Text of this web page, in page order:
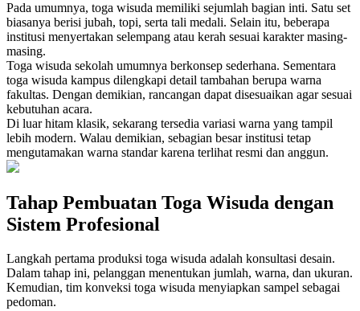
Pada umumnya, toga wisuda memiliki sejumlah bagian inti. Satu set
biasanya berisi jubah, topi, serta tali medali. Selain itu, beberapa
institusi menyertakan selempang atau kerah sesuai karakter masing-
masing.
Toga wisuda sekolah umumnya berkonsep sederhana. Sementara
toga wisuda kampus dilengkapi detail tambahan berupa warna
fakultas. Dengan demikian, rancangan dapat disesuaikan agar sesuai
kebutuhan acara.
Di luar hitam klasik, sekarang tersedia variasi warna yang tampil
lebih modern. Walau demikian, sebagian besar institusi tetap
mengutamakan warna standar karena terlihat resmi dan anggun.
Tahap Pembuatan Toga Wisuda dengan
Sistem Profesional
Langkah pertama produksi toga wisuda adalah konsultasi desain.
Dalam tahap ini, pelanggan menentukan jumlah, warna, dan ukuran.
Kemudian, tim konveksi toga wisuda menyiapkan sampel sebagai
pedoman.